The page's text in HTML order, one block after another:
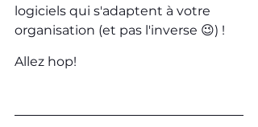
logiciels qui s'adaptent à votre
organisation (et pas l'inverse 😉) !
Allez hop!